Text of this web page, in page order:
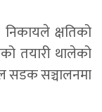
क्षतिको
तयारी थालेको
सडक सञ्चालनमा